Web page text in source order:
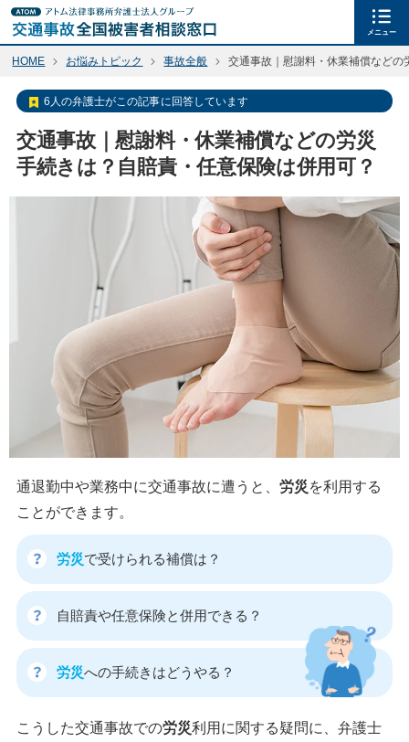
メニュー
HOME お悩みトピック 事故全般 交通事故｜慰謝料・休業補償など
6人の弁護士がこの記事に回答しています
交通事故｜慰謝料・休業補償などの労災
手続きは？自賠責・任意保険は併用可？
通退勤中や業務中に交通事故に遭うと、 労災 を利用する
ことができます。
労災で受けられる補償は？
自賠責や任意保険と併用できる？
労災への手続きはどうやる？
こうした交通事故での労災利用に関する疑問に、弁護士